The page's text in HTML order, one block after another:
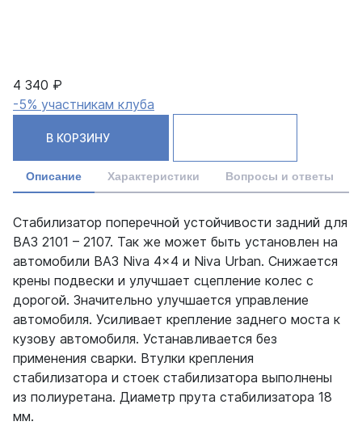
4 340 ₽
-5% участникам клуба
В КОРЗИНУ
Описание Характеристики Вопросы и ответы
Стабилизатор поперечной устойчивости задний для
ВАЗ 2101 – 2107. Так же может быть установлен на
автомобили ВАЗ Niva 4x4 и Niva Urban. Снижается
крены подвески и улучшает сцепление колес с
дорогой. Значительно улучшается управление
автомобиля. Усиливает крепление заднего моста к
кузову автомобиля. Устанавливается без
применения сварки. Втулки крепления
стабилизатора и стоек стабилизатора выполнены
из полиуретана. Диаметр прута стабилизатора 18
мм.